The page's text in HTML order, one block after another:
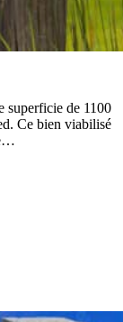
superficie de 1100
Ce bien viabilisé